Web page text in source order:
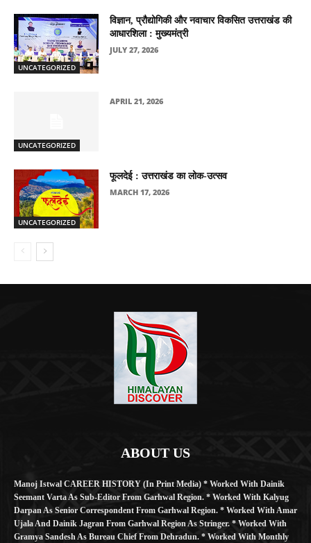
UNCATEGORIZED
विज्ञान, प्रौद्योगिकी और नवाचार विकसित उत्तराखंड की
आधारशिला : मुख्यमंत्री
JULY 27, 2026
UNCATEGORIZED
APRIL 21, 2026
UNCATEGORIZED
फूलदेई : उत्तराखंड का लोक-उत्सव
MARCH 17, 2026
ABOUT US
Manoj Istwal CAREER HISTORY (in Print Media) * Worked With Dainik
Seemant Varta As Sub-Editor From Garhwal Region. * Worked With Kalyug
Darpan As Senior Correspondent From Garhwal Region. * Worked With Amar
Ujala And Dainik Jagran From Garhwal Region As Stringer. * Worked With
Gramya Sandesh As Bureau Chief From Dehradun. * Worked With Monthly